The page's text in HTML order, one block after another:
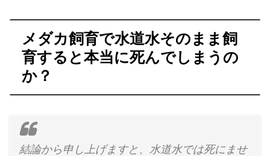
メダカ飼育で水道水そのまま飼
育すると本当に死んでしまうの
か？
結論から申し上げますと、水道水では死にませ